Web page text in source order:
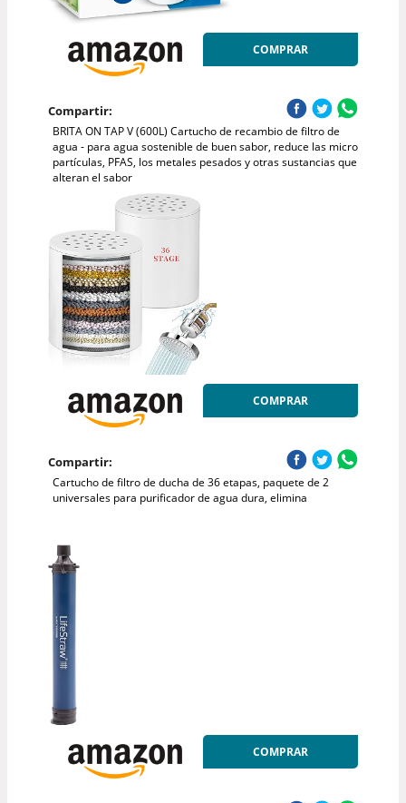
COMPRAR
Compartir:
BRITA ON TAP V (600L) Cartucho de recambio de filtro de
agua - para agua sostenible de buen sabor, reduce las micro
partículas, PFAS, los metales pesados y otras sustancias que
alteran el sabor
COMPRAR
Compartir:
Cartucho de filtro de ducha de 36 etapas, paquete de 2
universales para purificador de agua dura, elimina
COMPRAR